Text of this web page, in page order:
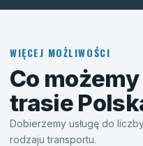
WIĘCEJ MOŻLIWOŚCI
Co
trasie
Dobierzemy usługę do
rodzaju transportu.